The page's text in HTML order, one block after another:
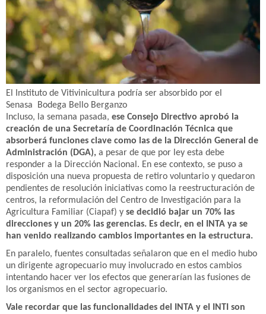
El Instituto de Vitivinicultura podría ser absorbido por el
Senasa
Bodega Bello Berganzo
Incluso, la semana pasada, ese Consejo Directivo aprobó la
creación de una Secretaría de Coordinación Técnica que
absorberá funciones clave como las de la Dirección General de
Administración (DGA), a pesar de que por ley esta debe
responder a la Dirección Nacional. En ese contexto, se puso a
disposición una nueva propuesta de retiro voluntario y quedaron
pendientes de resolución iniciativas como la reestructuración de
centros, la reformulación del Centro de Investigación para la
Agricultura Familiar (Ciapaf) y se decidió bajar un 70% las
direcciones y un 20% las gerencias. Es decir, en el INTA ya se
han venido realizando cambios importantes en la estructura.
En paralelo, fuentes consultadas señalaron que en el medio hubo
un dirigente agropecuario muy involucrado en estos cambios
intentando hacer ver los efectos que generarían las fusiones de
los organismos en el sector agropecuario.
Vale recordar que las funcionalidades del INTA y el INTI son